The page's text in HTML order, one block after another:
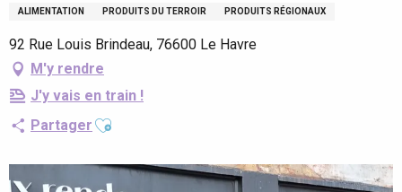
ALIMENTATION PRODUITS DU TERROIR PRODUITS RÉGIONAUX
92 Rue Louis Brindeau, 76600 Le Havre
M'y rendre
J'y vais en train !
Partager Ajouter aux favoris